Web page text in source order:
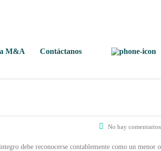
M&A Contáctanos
No hay comentarios
debe reconocerse contablemente como un menor o